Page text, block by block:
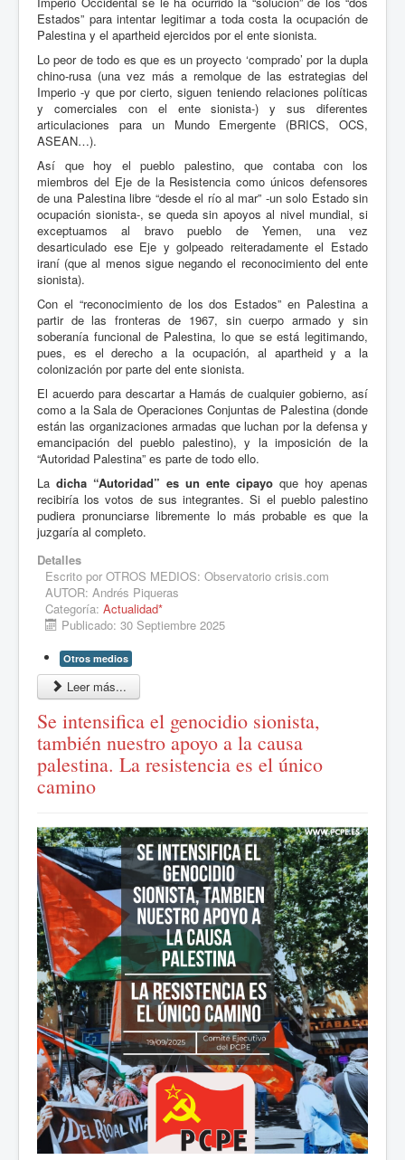
Estados” para intentar legitimar a toda costa la ocupación de
Palestina y el apartheid ejercidos por el ente sionista.
Lo peor de todo es que es un proyecto ‘comprado’ por la dupla
chino-rusa (una vez más a remolque de las estrategias del
Imperio -y que por cierto, siguen teniendo relaciones políticas
y comerciales con el ente sionista-) y sus diferentes
articulaciones para un Mundo Emergente (BRICS, OCS,
ASEAN…).
Así que hoy el pueblo palestino, que contaba con los
miembros del Eje de la Resistencia como únicos defensores
de una Palestina libre “desde el río al mar” -un solo Estado sin
ocupación sionista-, se queda sin apoyos al nivel mundial, si
exceptuamos al bravo pueblo de Yemen, una vez
desarticulado ese Eje y golpeado reiteradamente el Estado
iraní (que al menos sigue negando el reconocimiento del ente
sionista).
Con el “reconocimiento de los dos Estados” en Palestina a
partir de las fronteras de 1967, sin cuerpo armado y sin
soberanía funcional de Palestina, lo que se está legitimando,
pues, es el derecho a la ocupación, al apartheid y a la
colonización por parte del ente sionista.
El acuerdo para descartar a Hamás de cualquier gobierno, así
como a la Sala de Operaciones Conjuntas de Palestina (donde
están las organizaciones armadas que luchan por la defensa y
emancipación del pueblo palestino), y la imposición de la
“Autoridad Palestina” es parte de todo ello.
La dicha “Autoridad” es un ente cipayo que hoy apenas
recibiría los votos de sus integrantes. Si el pueblo palestino
pudiera pronunciarse libremente lo más probable es que la
juzgaría al completo.
Detalles
Escrito por OTROS MEDIOS: Observatorio crisis.com
AUTOR: Andrés Piqueras
Categoría: Actualidad*
Publicado: 30 Septiembre 2025
Otros medios
Leer más...
Se intensifica el genocidio sionista,
también nuestro apoyo a la causa
palestina. La resistencia es el único
camino